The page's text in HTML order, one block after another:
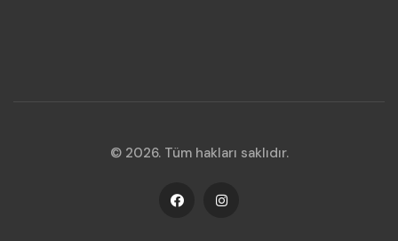
© 2026. Tüm hakları saklıdır.